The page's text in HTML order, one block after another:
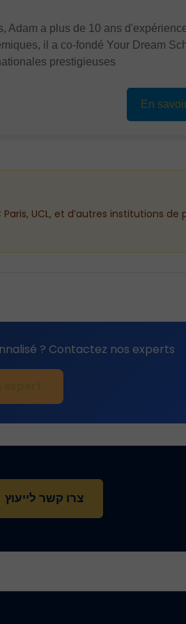
Adam a plus de 10 ans
il a co-fondé Your Dream
prestigieuses.
En
UCL, et d’autres institutions
? Contactez nos experts.
צרו קשר לייעוץ